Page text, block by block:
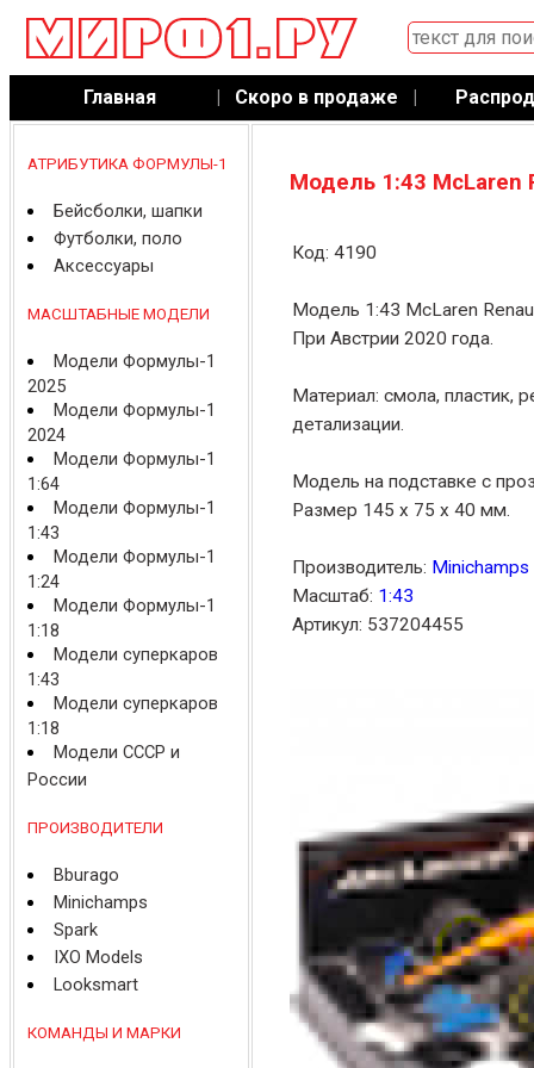
Главная | Скоро в продаже |
АТРИБУТИКА ФОРМУЛЫ-1
Бейсболки, шапки
Футболки, поло
Аксессуары
МАСШТАБНЫЕ МОДЕЛИ
Модели Формулы-1
2025
Модели Формулы-1
2024
Модели Формулы-1
1:64
Модели Формулы-1
1:43
Модели Формулы-1
1:24
Модели Формулы-1
1:18
Модели суперкаров
1:43
Модели суперкаров
1:18
Модели СССР и
России
ПРОИЗВОДИТЕЛИ
Bburago
Minichamps
Spark
IXO Models
Looksmart
КОМАНДЫ И МАРКИ
Модель 1:43 McLaren
Код: 4190
Модель 1:43 McLaren
При Австрии 2020 года.
Материал: смола, пластик,
детализации.
Модель на подставке с
Размер 145 x 75 x 40 мм.
Производитель: Minichamps
Масштаб: 1:43
Артикул: 537204455